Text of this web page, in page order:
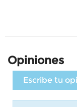
Opiniones
Escribe tu